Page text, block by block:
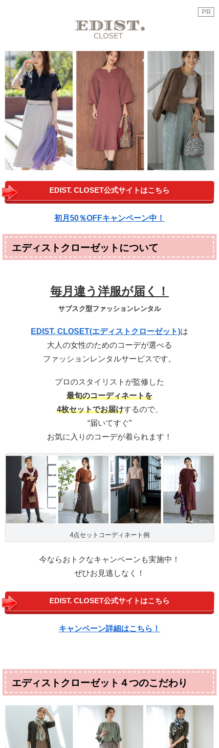
PR
EDIST. CLOSET公式サイトはこちら
初月50％OFFキャンペーン中！
エディストクローゼットについて
毎月違う洋服が届く！
サブスク型ファッションレンタル
EDIST. CLOSET(エディストクローゼット)は
大人の女性のためのコーデが選べる
ファッションレンタルサービスです。
プロのスタイリストが監修した
最旬のコーディネートを
4枚セットでお届けするので、
“届いてすぐ”
お気に入りのコーデが着られます！
4点セットコーディネート例
今ならおトクなキャンペーンも実施中！
ぜひお見逃しなく！
EDIST. CLOSET公式サイトはこちら
キャンペーン詳細はこちら！
エディストクローゼット４つのこだわり